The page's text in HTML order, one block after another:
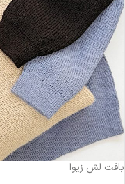
بافت لش زیوا